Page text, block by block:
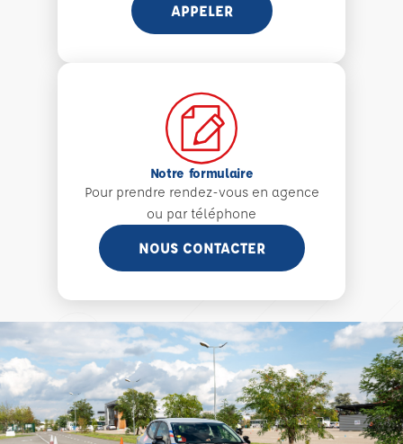
APPELER
Notre formulaire
Pour prendre rendez-vous en agence
ou par téléphone
NOUS CONTACTER